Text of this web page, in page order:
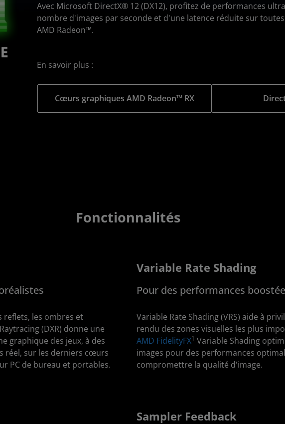
Avec Microsoft DirectX® 12 (DX12), profitez de performances
nombre d'images par seconde et d'une latence réduite sur
AMD Radeon™.
En savoir plus :
Cœurs graphiques AMD Radeon™ RX
Fonctionnalités
reflets, les ombres et
(DXR) donne une
graphique des jeux, à des
réel, sur les derniers cœurs
PC de bureau et portables.
Variable Rate Shading
Pour des performances
Variable Rate Shading (VRS) aide à
rendu des zones visuelles les plus
AMD FidelityFX1 Variable Shading
images pour des performances
compromettre la qualité d'image.
Sampler Feedback